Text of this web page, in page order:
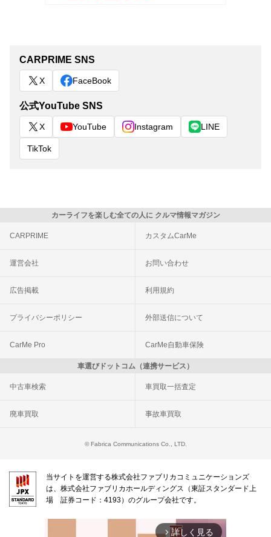
CARPRIME SNS
X FaceBook
公式YouTube SNS
X YouTube Instagram LINE
TikTok
カーライフを楽しむ全ての人に クルマ情報マガジン
CARPRIME カスタムCarMe
運営会社 お問い合わせ
広告掲載 利用規約
プライバシーポリシー 外部送信について
CarMe Pro CarMe自動車保険
車選びドットコム（連携サービス）
中古車検索 車買取一括査定
廃車買取 事故車買取
© Fabrica Communications Co., LTD.
当サイトを運営する株式会社ファブリカコミュニケーションズ
は、株式会社ファブリカホールディングス（東証スタンダード上
場 証券コード：4193）のグループ会社です。
arrow_forward_ios 詳しく見る